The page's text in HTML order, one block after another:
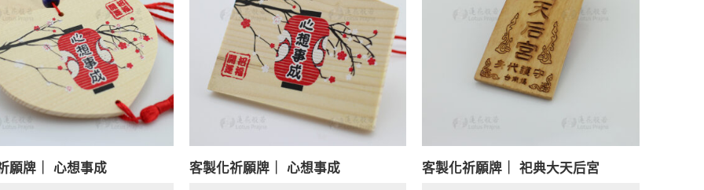
願牌｜ 心想事成 客製化祈願牌｜ 心想事成 客製化祈願牌｜ 祀典大天后宮